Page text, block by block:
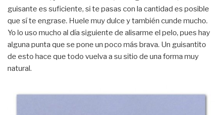
guisante es suficiente, si te pasas con la cantidad es posible
que sí te engrase. Huele muy dulce y también cunde mucho.
Yo lo uso mucho al día siguiente de alisarme el pelo, pues hay
alguna punta que se pone un poco más brava. Un guisantito
de esto hace que todo vuelva a su sitio de una forma muy
natural.